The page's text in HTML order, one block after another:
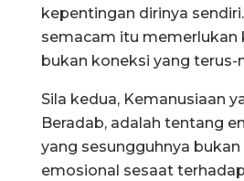
kepentingan dirinya
semacam itu memerlukan
bukan koneksi yang terus-
Sila kedua, Kemanusiaan
Beradab, adalah tentang
yang sesungguhnya bukan
emosional sesaat